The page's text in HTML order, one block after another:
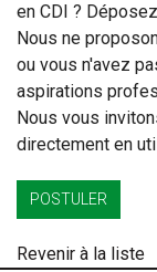
en CDI ?
Nous ne
ou vous n'avez
aspirations
Nous vous
directement en
POSTULER
Revenir à la liste